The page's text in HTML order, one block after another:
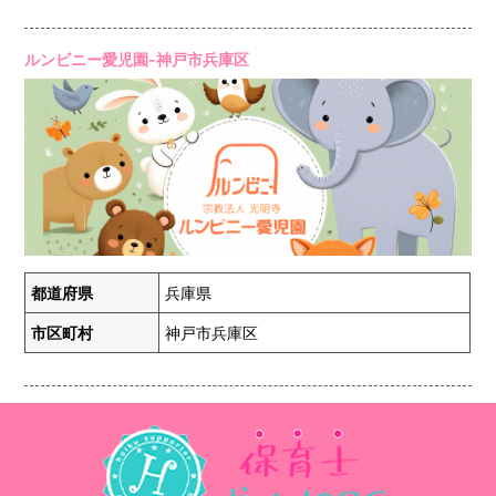
ルンビニー愛児園-神戸市兵庫区
都道府県 兵庫県
市区町村 神戸市兵庫区